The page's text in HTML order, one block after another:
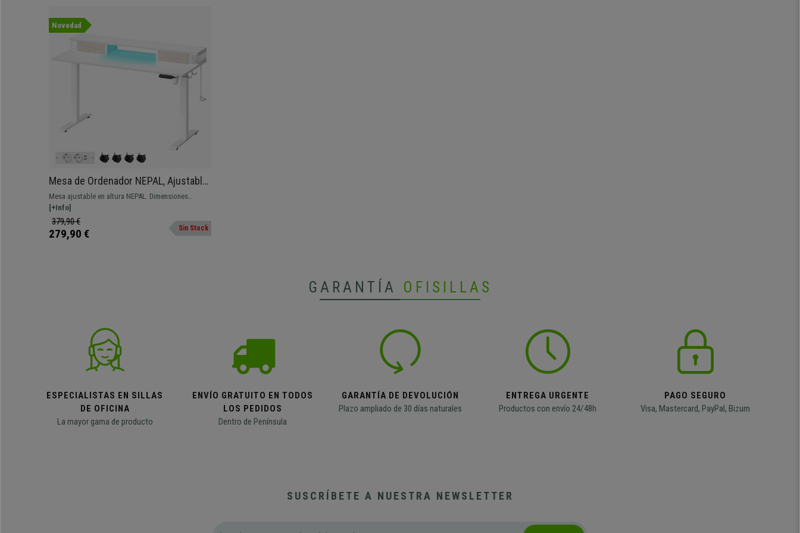
Novedad
Mesa de Ordenador NEPAL, Ajustable
en Altura, 140x60x72-120 cm, en
color Blanco
Mesa ajustable en altura NEPAL. Dimensiones
140x60x72-120 cm de altura. Totalmente equipada,
con dos cajones y altura regulable en 3 posiciones.
[+Info]
379,90 €
279,90 € Sin Stock
GARANTÍA OFISILLAS
ESPECIALISTAS EN SILLAS
DE OFICINA
La mayor gama de producto
ENVÍO GRATUITO EN TODOS
LOS PEDIDOS
Dentro de Península
GARANTÍA DE DEVOLUCIÓN
Plazo ampliado de 30 días naturales
ENTREGA URGENTE
Productos con envío 24/48h
PAGO SEGURO
Visa, Mastercard, PayPal, Bizum
SUSCRÍBETE A NUESTRA NEWSLETTER